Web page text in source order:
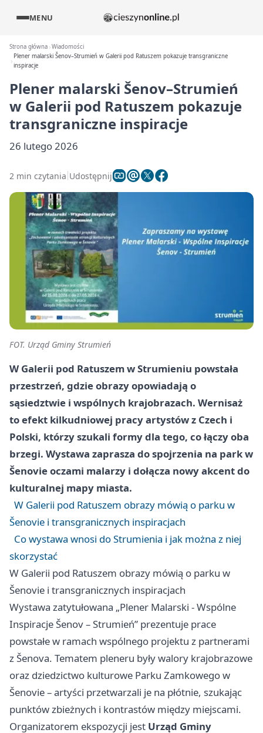
MENU
Strona główna Wiadomości
Plener malarski Šenov–Strumień w Galerii pod Ratuszem pokazuje transgraniczne
inspiracje
Plener malarski Šenov–Strumień
w Galerii pod Ratuszem pokazuje
transgraniczne inspiracje
26 lutego 2026
2 min czytania Udostępnij
FOT. Urząd Gminy Strumień
W Galerii pod Ratuszem w Strumieniu powstała
przestrzeń, gdzie obrazy opowiadają o
sąsiedztwie i wspólnych krajobrazach. Wernisaż
to efekt kilkudniowej pracy artystów z Czech i
Polski, którzy szukali formy dla tego, co łączy oba
brzegi. Wystawa zaprasza do spojrzenia na park w
Šenovie oczami malarzy i dołącza nowy akcent do
kulturalnej mapy miasta.
W Galerii pod Ratuszem obrazy mówią o parku w
Šenovie i transgranicznych inspiracjach
Co wystawa wnosi do Strumienia i jak można z niej
skorzystać
W Galerii pod Ratuszem obrazy mówią o parku w
Šenovie i transgranicznych inspiracjach
Wystawa zatytułowana „Plener Malarski - Wspólne
Inspiracje Šenov – Strumień” prezentuje prace
powstałe w ramach wspólnego projektu z partnerami
z Šenova. Tematem pleneru były walory krajobrazowe
oraz dziedzictwo kulturowe Parku Zamkowego w
Šenovie – artyści przetwarzali je na płótnie, szukając
punktów zbieżnych i kontrastów między miejscami.
Organizatorem ekspozycji jest Urząd Gminy